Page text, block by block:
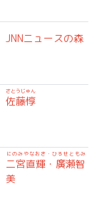
JNNニュースの森
佐藤惇
さとうじゅん
二宮直輝・廣瀬智
美
にのみやなおき・ひろせともみ